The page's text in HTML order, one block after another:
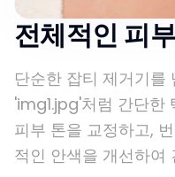
전체적인 피
단순한 잡티 제거기를
'img1.jpg'처럼 간단한
피부 톤을 교정하고,
적인 안색을 개선하여